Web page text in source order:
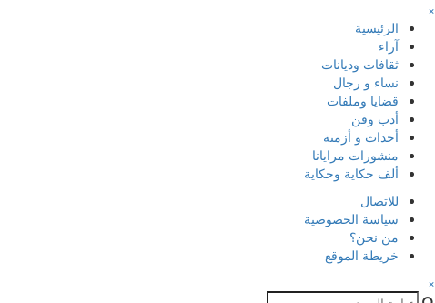
×
الرئيسية
آراء
ثقافات وديانات
نساء و رجال
قضايا وملفات
أدب وفن
أحداث و أزمنة
منشورات مرايانا
ألف حكاية وحكاية
للاتصال
سياسة الخصوصية
من نحن؟
خريطة الموقع
×